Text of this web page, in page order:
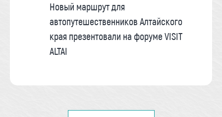
Новый маршрут для
автопутешественников Алтайского
края презентовали на форуме VISIT
ALTAI